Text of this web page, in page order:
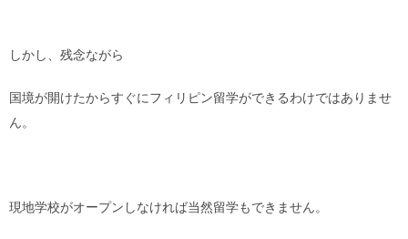
しかし、残念ながら
国境が開けたからすぐにフィリピン留学ができるわけではありませ
ん。
現地学校がオープンしなければ当然留学もできません。